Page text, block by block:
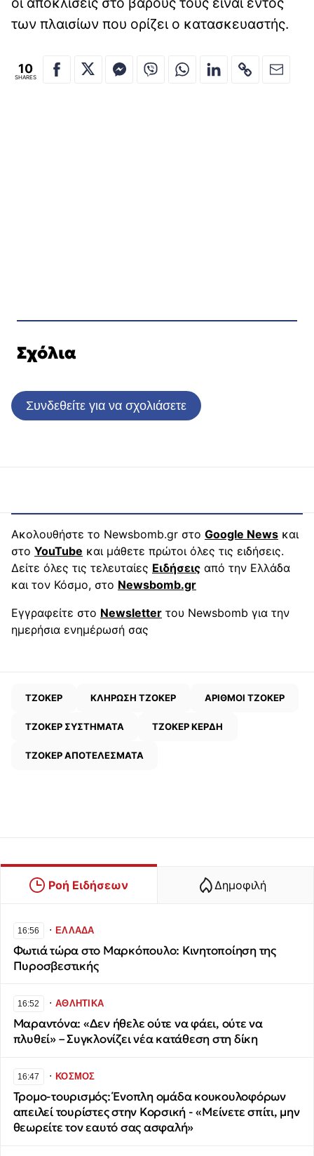
των πλαισίων που ορίζει ο κατασκευαστής.
10
SHARES
Σχόλια
Συνδεθείτε για να σχολιάσετε
Ακολουθήστε το Newsbomb.gr στο Google News και
στο YouTube και μάθετε πρώτοι όλες τις ειδήσεις.
Δείτε όλες τις τελευταίες Ειδήσεις από την Ελλάδα
και τον Κόσμο, στο Newsbomb.gr
Εγγραφείτε στο Newsletter του Newsbomb για την
ημερήσια ενημέρωσή σας
ΤΖΟΚΕΡ ΚΛΗΡΩΣΗ ΤΖΟΚΕΡ ΑΡΙΘΜΟΙ ΤΖΟΚΕΡ
ΤΖΟΚΕΡ ΣΥΣΤΗΜΑΤΑ ΤΖΟΚΕΡ ΚΕΡΔΗ
ΤΖΟΚΕΡ ΑΠΟΤΕΛΕΣΜΑΤΑ
Ροή Ειδήσεων Δημοφιλή
16:56 ∙ΕΛΛΑΔΑ
Φωτιά τώρα στο Μαρκόπουλο: Κινητοποίηση της
Πυροσβεστικής
16:52 ∙ΑΘΛΗΤΙΚΑ
Μαραντόνα: «Δεν ήθελε ούτε να φάει, ούτε να
πλυθεί» – Συγκλονίζει νέα κατάθεση στη δίκη
16:47 ∙ΚΟΣΜΟΣ
Τρομο-τουρισμός: Ένοπλη ομάδα κουκουλοφόρων
απειλεί τουρίστες στην Κορσική - «Μείνετε σπίτι, μην
θεωρείτε τον εαυτό σας ασφαλή»